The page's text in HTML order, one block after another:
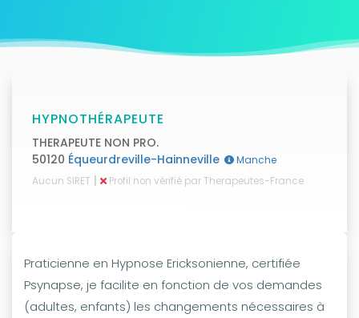
HYPNOTHÉRAPEUTE
THERAPEUTE NON PRO.
50120 Équeurdreville-Hainneville
Manche
Aucun SIRET | Profil non vérifié par Therapeutes-France
Praticienne en Hypnose Ericksonienne, certifiée
Psynapse, je facilite en fonction de vos demandes
(adultes, enfants) les changements nécessaires à